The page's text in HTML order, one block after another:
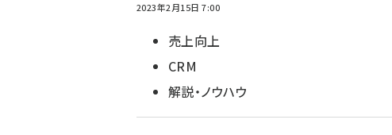
2023年2月15日 7:00
売上向上
CRM
解説・ノウハウ